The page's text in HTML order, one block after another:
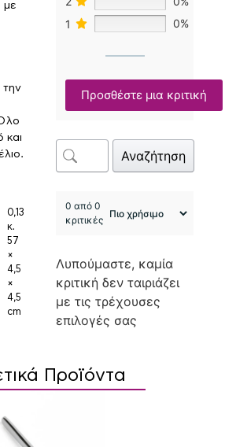
1
0%
Προσθέστε μια κριτική
Αναζήτηση
0 από 0
κριτικές
Λυπούμαστε, καμία
κριτική δεν ταιριάζει
με τις τρέχουσες
επιλογές σας
με
την
και
0,13
κ.
57
×
4,5
×
4,5
cm
Προϊόντα